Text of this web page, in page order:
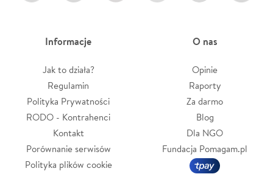
Informacje
Jak to działa?
Regulamin
Polityka Prywatności
RODO - Kontrahenci
Kontakt
Porównanie serwisów
Polityka plików cookie
O nas
Opinie
Raporty
Za darmo
Blog
Dla NGO
Fundacja Pomagam.pl